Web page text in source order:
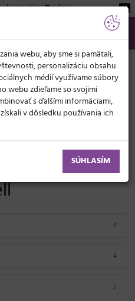
kozmetikuBeviro!
€
o vlasy a
4
4
5
webu, aby sme si pamätali,
personalizáciu obsahu
médií využívame súbory
webu zdieľame so svojimi
s ďalšími informáciami,
v dôsledku používania ich
SÚHLASÍM